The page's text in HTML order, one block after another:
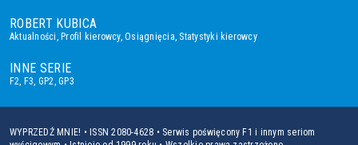
ROBERT KUBICA
Aktualności,Profil kierowcy,Osiągnięcia, Statystyki kierowcy
INNE SERIE
F2, F3, GP2,GP3
WYPRZEDŹ MNIE! • ISSN 2080-4628 • Serwis poświęcony F1 i innym seriom